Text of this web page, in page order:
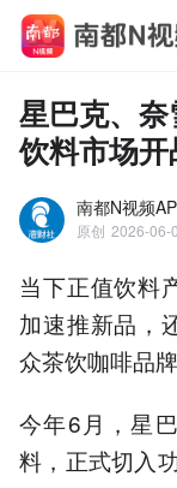
星巴克、
饮料市场
南都N视频
原创 2026-06-
当下正值饮料
加速推新品，
众茶饮咖啡品牌
今年6月，星
料，正式切入